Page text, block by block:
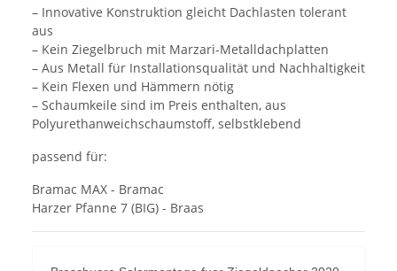
– Innovative Konstruktion gleicht Dachlasten tolerant
aus
– Kein Ziegelbruch mit Marzari-Metalldachplatten
– Aus Metall für Installationsqualität und Nachhaltigkeit
– Kein Flexen und Hämmern nötig
– Schaumkeile sind im Preis enthalten, aus
Polyurethanweichschaumstoff, selbstklebend
passend für:
Bramac MAX - Bramac
Harzer Pfanne 7 (BIG) - Braas